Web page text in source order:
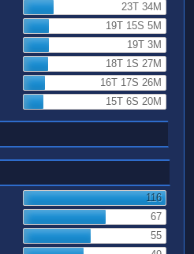
23T 34M
19T 15S 5M
19T 3M
18T 1S 27M
16T 17S 26M
15T 6S 20M
116
67
55